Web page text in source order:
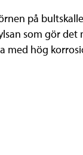
på
som gör
med hög